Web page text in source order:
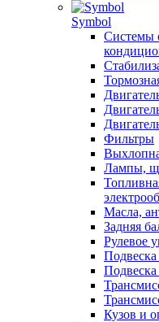
Symbol
Системы
Фильтры
Лампы,
Масла,
Задняя
Рулевое
Подвеска
Подвеска
Кузов и